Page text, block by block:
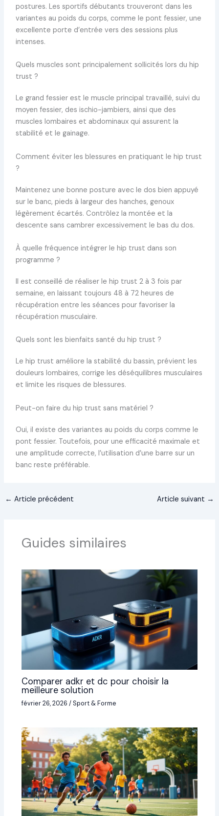
postures. Les sportifs débutants trouveront dans les
variantes au poids du corps, comme le pont fessier, une
excellente porte d’entrée vers des sessions plus
intenses.
Quels muscles sont principalement sollicités lors du hip
trust ?
Le grand fessier est le muscle principal travaillé, suivi du
moyen fessier, des ischio-jambiers, ainsi que des
muscles lombaires et abdominaux qui assurent la
stabilité et le gainage.
Comment éviter les blessures en pratiquant le hip trust
?
Maintenez une bonne posture avec le dos bien appuyé
sur le banc, pieds à largeur des hanches, genoux
légèrement écartés. Contrôlez la montée et la
descente sans cambrer excessivement le bas du dos.
À quelle fréquence intégrer le hip trust dans son
programme ?
Il est conseillé de réaliser le hip trust 2 à 3 fois par
semaine, en laissant toujours 48 à 72 heures de
récupération entre les séances pour favoriser la
récupération musculaire.
Quels sont les bienfaits santé du hip trust ?
Le hip trust améliore la stabilité du bassin, prévient les
douleurs lombaires, corrige les déséquilibres musculaires
et limite les risques de blessures.
Peut-on faire du hip trust sans matériel ?
Oui, il existe des variantes au poids du corps comme le
pont fessier. Toutefois, pour une efficacité maximale et
une amplitude correcte, l’utilisation d’une barre sur un
banc reste préférable.
← Article précédent Article suivant →
Guides similaires
Comparer adkr et dc pour choisir la
meilleure solution
février 26, 2026/Sport & Forme